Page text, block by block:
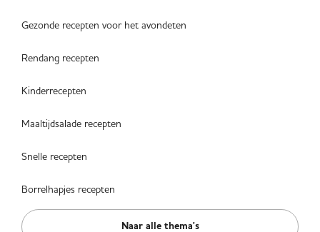
Gezonde recepten voor het avondeten
Rendang recepten
Kinderrecepten
Maaltijdsalade recepten
Snelle recepten
Borrelhapjes recepten
Naar alle thema's